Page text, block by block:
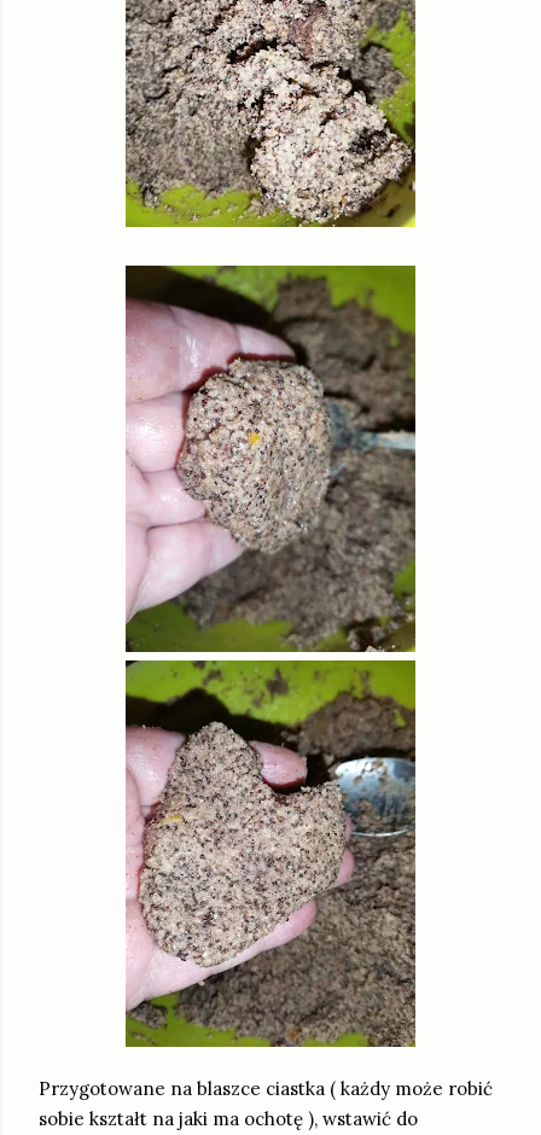
Przygotowane na blaszce ciastka ( każdy może robić
sobie kształt na jaki ma ochotę ), wstawić do